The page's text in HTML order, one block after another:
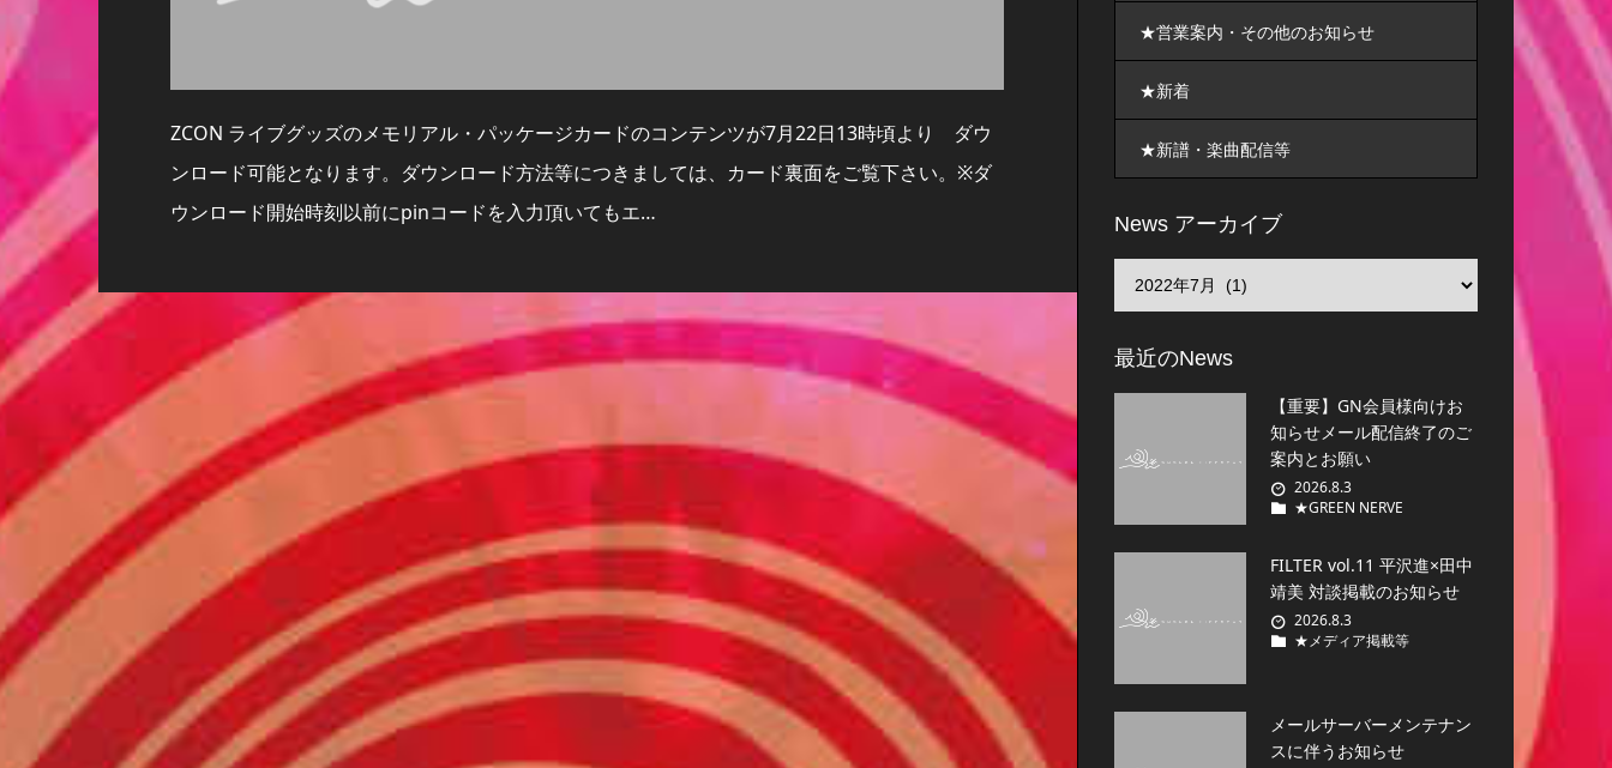
ZCON ライブグッズのメモリアル・パッケージカードのコンテンツが7月22日13時頃より ダウ
ンロード可能となります。ダウンロード方法等につきましては、カード裏面をご覧下さい。※ダ
ウンロード開始時刻以前にpinコードを入力頂いてもエ…
★営業案内・その他のお知らせ
★新着
★新譜・楽曲配信等
News アーカイブ
最近のNews
【重要】GN会員様向けお
知らせメール配信終了のご
案内とお願い
2026.8.3
★GREEN NERVE
FILTER vol.11 平沢進×田中
靖美 対談掲載のお知らせ
2026.8.3
★メディア掲載等
メールサーバーメンテナン
スに伴うお知らせ